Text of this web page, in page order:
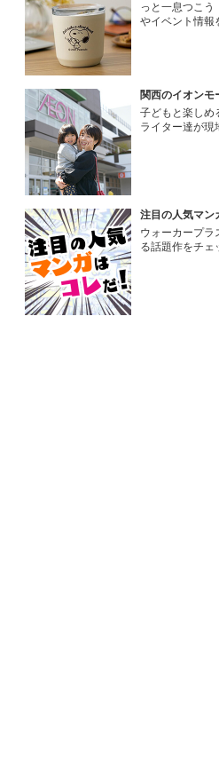
っと一息つこ
やイベント情報
関西のイオンモ
子どもと楽しめ
ライター達が現
注目の人気マン
ウォーカープラ
る話題作をチェ